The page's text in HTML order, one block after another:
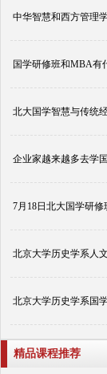
中华智慧和西方管理
国学研修班和MBA有
北大国学智慧与传统
企业家越来越多去学
7月18日北大国学研
北京大学历史学系人
北京大学历史学系国
精品课程推荐